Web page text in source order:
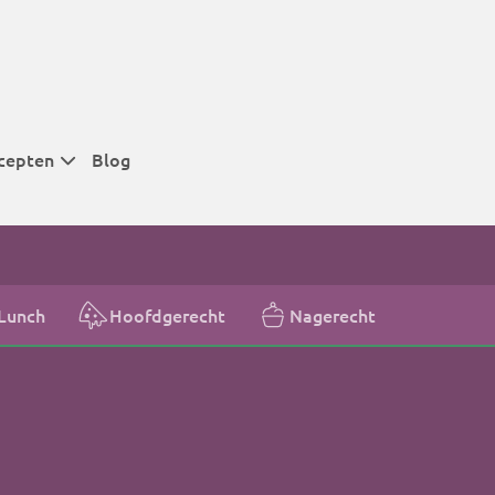
tijden
tijden
Blog
Hoofdgerecht Nagerecht